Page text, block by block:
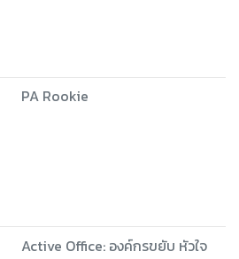
PA Rookie
Active Office: องค์กรขยับ หัวใจ